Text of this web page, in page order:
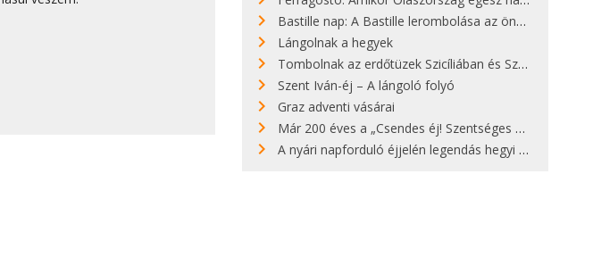
Bastille nap: A Bastille lerombolása az önkényuralom végét jelentette
Lángolnak a hegyek
Tombolnak az erdőtüzek Szicíliában és Szardínián
Szent Iván-éj – A lángoló folyó
Graz adventi vásárai
Már 200 éves a „Csendes éj! Szentséges éj!”
A nyári napforduló éjjelén legendás hegyi tüzek világítják meg Zugspitzét